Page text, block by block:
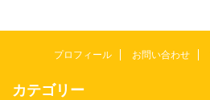
プロフィール お問い合わせ
カテゴリー